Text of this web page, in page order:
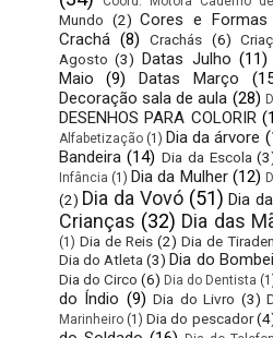
Mundo (2) Cores e Formas
Crachá (8) Crachás (6)
Agosto (3) Datas Julho (11)
Maio
(9) Datas Março
Decoração sala de aula (28)
DESENHOS PARA COLORIR
Alfabetização (1) Dia da árvore
Bandeira (14) Dia da Escola
Infância (1) Dia da Mulher (12)
(2) Dia da Vovó (51) Dia
Crianças (32) Dia das
(1) Dia de Reis (2) Dia de
Dia do Atleta (3) Dia do
Dia do Circo (6) Dia do Dentista
do Índio (9) Dia do Livro (3)
Marinheiro (1) Dia do pescador